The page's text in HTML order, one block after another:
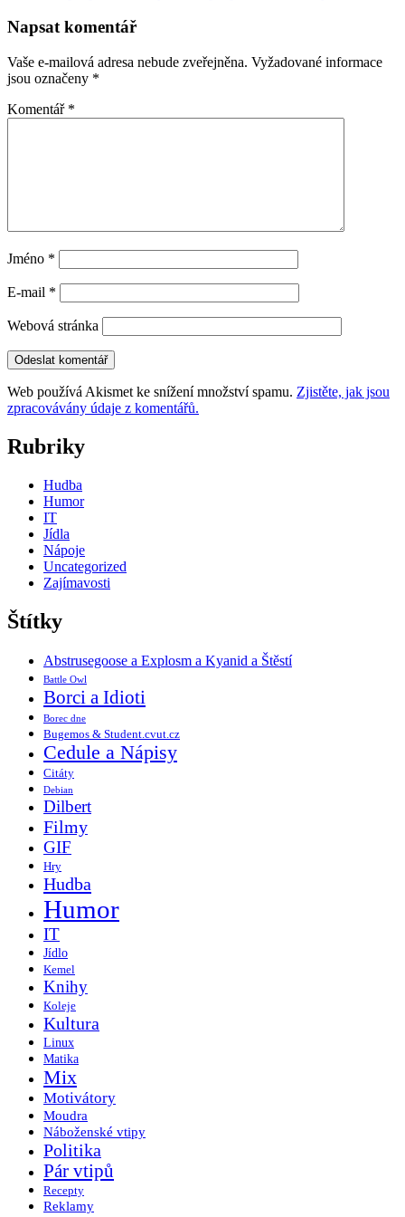
pro
příspěvky
Napsat komentář
Vaše e-mailová adresa nebude zveřejněna. Vyžadované informace
jsou označeny *
Komentář *
Jméno *
E-mail *
Webová stránka
Web používá Akismet ke snížení množství spamu. Zjistěte, jak jsou
zpracovávány údaje z komentářů.
Rubriky
Hudba
Humor
IT
Jídla
Nápoje
Uncategorized
Zajímavosti
Štítky
Abstrusegoose a Explosm a Kyanid a Štěstí
Battle Owl
Borci a Idioti
Borec dne
Bugemos & Student.cvut.cz
Cedule a Nápisy
Citáty
Debian
Dilbert
Filmy
GIF
Hry
Hudba
Humor
IT
Jídlo
Kemel
Knihy
Koleje
Kultura
Linux
Matika
Mix
Motivátory
Moudra
Náboženské vtipy
Politika
Pár vtipů
Recepty
Reklamy